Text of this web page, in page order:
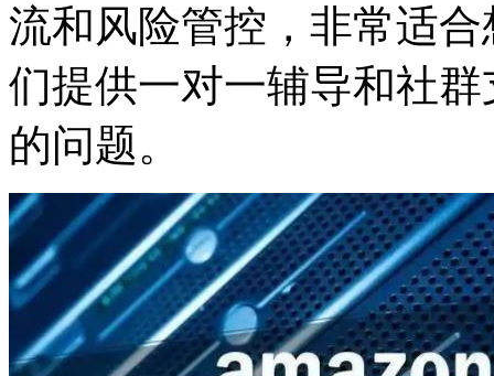
流和风险管控，非常适
们提供一对一辅导和社
的问题。